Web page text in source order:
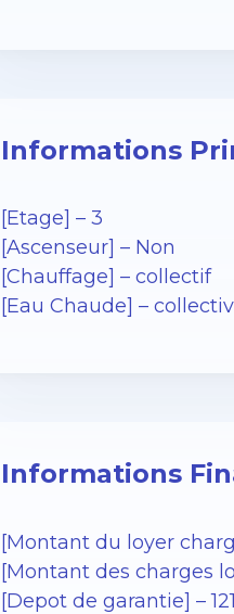
Informations
[Etage] – 3
[Ascenseur] – Non
[Chauffage] – collectif
[Eau Chaude] –
Informations
[Montant du loyer
[Montant des charges
[Depot de garantie] –